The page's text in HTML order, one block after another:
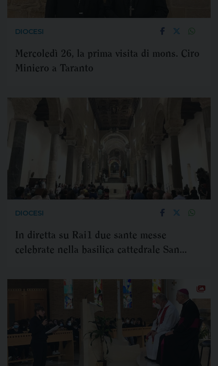
DIOCESI
Mercoledì 26, la prima visita di mons. Ciro
Miniero a Taranto
DIOCESI
In diretta su Rai1 due sante messe
celebrate nella basilica cattedrale San